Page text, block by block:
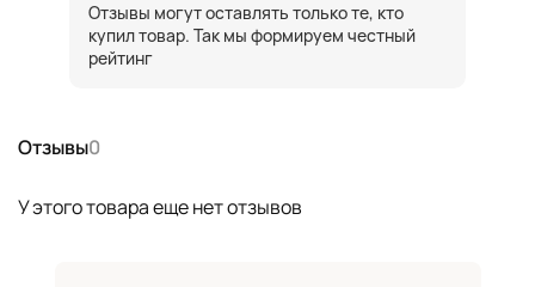
Отзывы0
У этого товара еще нет отзывов
Отзывы могут оставлять только те, кто
купил товар. Так мы формируем честный
рейтинг